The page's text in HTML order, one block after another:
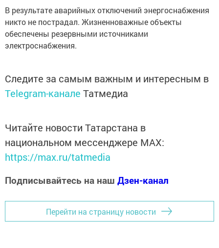
В результате аварийных отключений энергоснабжения
никто не пострадал. Жизненноважные объекты
обеспечены резервными источниками
электроснабжения.
Следите за самым важным и интересным в
Telegram-канале Татмедиа
Читайте новости Татарстана в
национальном мессенджере MАХ:
https://max.ru/tatmedia
Подписывайтесь на наш Дзен-канал
Перейти на страницу новости